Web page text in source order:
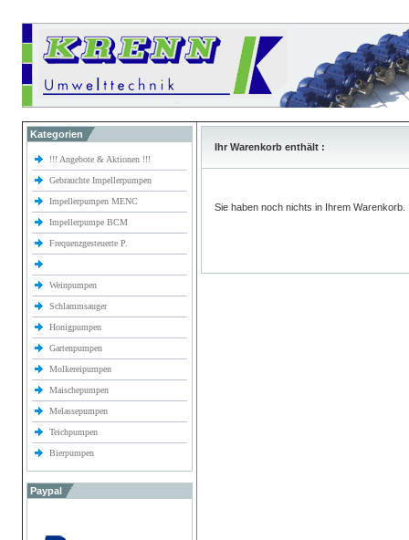
Kategorien
!!! Angebote & Aktionen !!!
Gebrauchte Impellerpumpen
Impellerpumpen MENC
Impellerpumpe BCM
Frequenzgesteuerte P.
Weinpumpen
Schlammsauger
Honigpumpen
Gartenpumpen
Molkereipumpen
Maischepumpen
Melassepumpen
Teichpumpen
Bierpumpen
Paypal
Ihr Warenkorb enthält :
Sie haben noch nichts in Ihrem Warenkorb.